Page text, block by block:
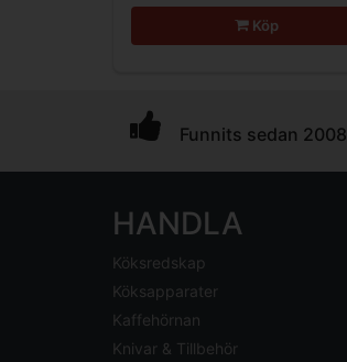
Köp
Funnits sedan 2008
HANDLA
Köksredskap
Köksapparater
Kaffehörnan
Knivar & Tillbehör